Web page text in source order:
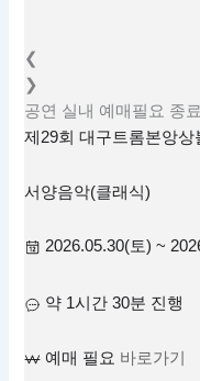
❮
❯
공연 실내 예매필요 종료
제29회 대구트롬본앙상
서양음악(클래식)
2026.05.30(토) ~
약 1시간 30분 진행
예매 필요 바로가기